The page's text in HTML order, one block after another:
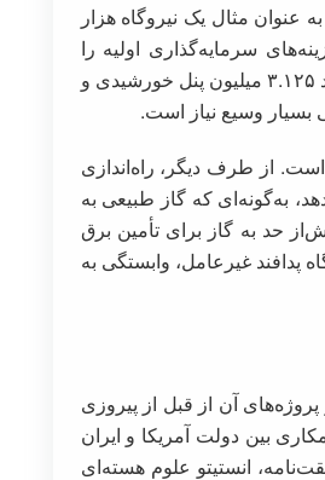
عنوان مثال یک نیروگاه هزار
کلیه هزینه‌های سرمایه‌گذاری اولیه را
استحصال کند. این در حالی‌است که برای تولید هزار مگاوات برق چیزی در حدود ۳.۱۲۵ میلیون پنل خورشیدی و
از طرف دیگر، راه‌اندازی
به‌گونه‌ای که گاز طبیعی به
حد به گاز برای تأمین برق
پدافند غیرعامل، وابستگی به
آن از قبل از پیروزی
که در ۱۴ اسفند ۱۳۳۵ موافقت‌نامه همکاری بین دولت آمریکا و ایران
انستیتو علوم هسته‌ای